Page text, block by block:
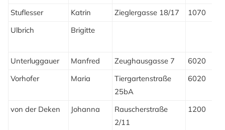
Stuflesser Katrin Zieglergasse 18/17 1070
Ulbrich
Brigitte
Unterluggauer
Manfred Zeughausgasse 7 6020
Vorhofer
Maria
Tiergartenstraße
25bA
6020
von der Deken Johanna
Rauscherstraße
2/11
1200